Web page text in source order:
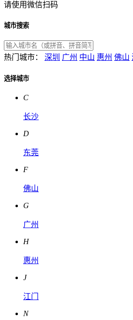
请使用微信扫码
城市搜索
热门城市： 深圳 广州 中山 惠州 佛山
选择城市
C
长沙
D
东莞
F
佛山
G
广州
H
惠州
J
江门
N